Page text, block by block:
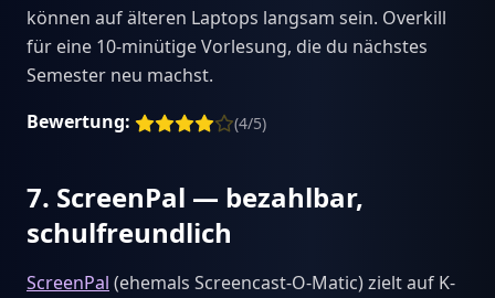
können auf älteren Laptops langsam sein. Overkill
für eine 10-minütige Vorlesung, die du nächstes
Semester neu machst.
Bewertung:
(4/5)
7. ScreenPal — bezahlbar,
schulfreundlich
ScreenPal (ehemals Screencast-O-Matic) zielt auf K-